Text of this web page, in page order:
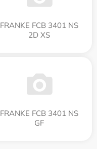
FRANKE FCB 3401 NS
2D XS
FRANKE FCB 3401 NS
GF